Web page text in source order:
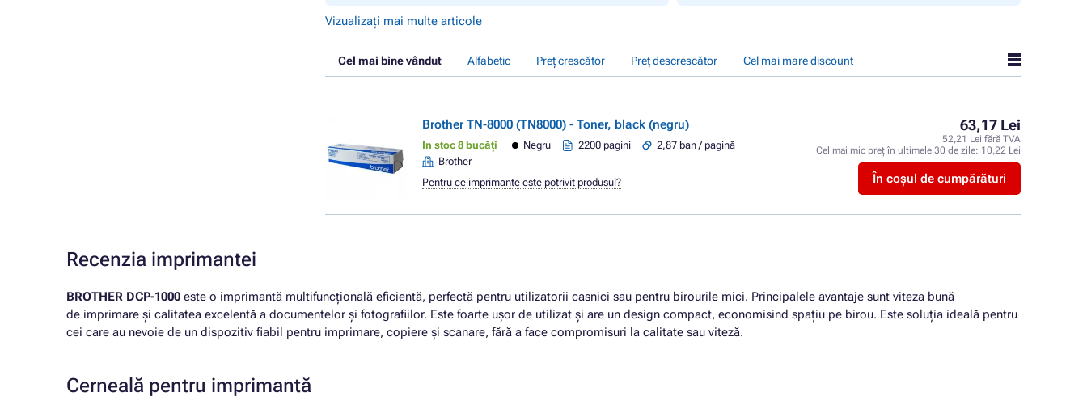
Vizualizați mai multe articole
Cel mai bine vândut Alfabetic Preț crescător Preț descrescător Cel mai mare discount
Brother TN-8000 (TN8000) - Toner, black (negru)
In stoc 8 bucăți Negru 2200 pagini
2,87 ban / pagină
Brother
63,17 Lei
52,21 Lei fără TVA
Cel mai mic preț în ultimele 30 de zile: 10,22 Lei
În coșul de cumpărături
Pentru ce imprimante este potrivit produsul?
Recenzia imprimantei
BROTHER DCP-1000 este o imprimantă multifuncțională eficientă, perfectă pentru utilizatorii casnici sau pentru birourile mici. Principalele avantaje sunt viteza bună
de imprimare și calitatea excelentă a documentelor și fotografiilor. Este foarte ușor de utilizat și are un design compact, economisind spațiu pe birou. Este soluția ideală pentru
cei care au nevoie de un dispozitiv fiabil pentru imprimare, copiere și scanare, fără a face compromisuri la calitate sau viteză.
Cerneală pentru imprimantă